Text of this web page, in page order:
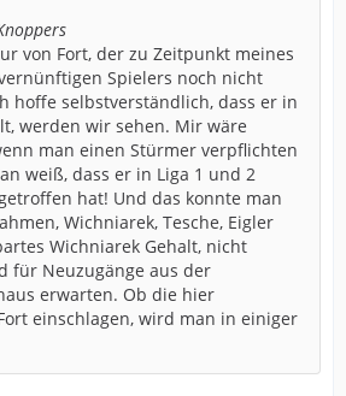
von Fort, der zu Zeitpunkt meines
Spielers noch nicht
hoffe selbstverständlich, dass er in
werden wir sehen. Mir wäre
man einen Stürmer verpflichten
weiß, dass er in Liga 1 und 2
hat! Und das konnte man
Wichniarek, Tesche, Eigler
Wichniarek Gehalt, nicht
für Neuzugänge aus der
erwarten. Ob die hier
einschlagen, wird man in einiger